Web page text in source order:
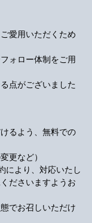
愛用いただくため
ォロー体制をご用
点がございました
るよう、無料での
更など）
により、対応いたし
ださいますようお
でお召しいただけ